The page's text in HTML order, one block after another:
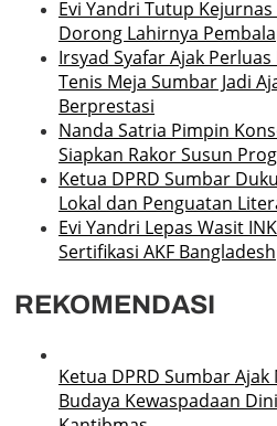
Evi Yandri Tutup
Dorong Lahirnya
Irsyad Syafar Ajak
Tenis Meja Sumbar Jadi
Berprestasi
Nanda Satria Pimpin
Siapkan Rakor Susun
Ketua DPRD Sumbar
Lokal dan Penguatan
Evi Yandri Lepas Wasit
Sertifikasi AKF Bangladesh
REKOMENDASI
Ketua DPRD Sumbar
Budaya Kewaspadaan